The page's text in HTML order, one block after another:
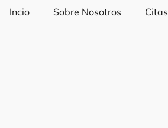
Incio Sobre Nosotros Citas